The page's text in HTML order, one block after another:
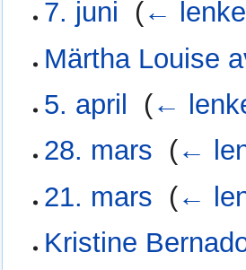
7. juni
(←
Märtha Louise
5. april
(←
28. mars (←
21. mars (←
Kristine